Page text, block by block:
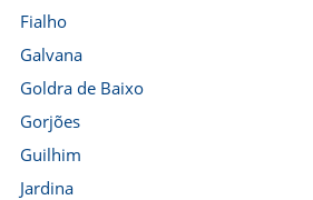
Fialho
Galvana
Goldra de Baixo
Gorjões
Guilhim
Jardina